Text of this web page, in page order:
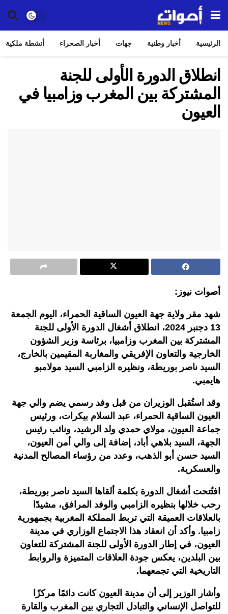
الرئيسية أخبار وطنية جهات أخبار الصحراء أنشطة ملكية
انطلاق الدورة الأولى للجنة
المشتركة بين المغرب وزامبيا في
العيون
أصوات نيوز:
شهد مقر ولاية جهة العيون الساقية الحمراء، اليوم الجمعة
13 دجنبر 2024، انطلاق أشغال الدورة الأولى للجنة
المشتركة بين المغرب وزامبيا، برئاسة وزير الشؤون
الخارجية والتعاون الإفريقي والمغاربة المقيمين بالخارج،
السيد ناصر بوريطة، ونظيره الزامبي السيد مولامبو
هايمبي.
وقد استُقبل الوزيران من قبل وفد رسمي يضم والي جهة
العيون الساقية الحمراء، عبد السلام بيكرات، ورئيس
جماعة العيون، مولاي حمدي ولد الرشيد، ونائب رئيس
الجهة، السيد بلاهي أباد، إضافة إلى والي أمن العيون،
السيد حسن أبو الذهب، وعدد من رؤساء المصالح المدنية
والعسكرية.
افتُتحت أشغال الدورة بكلمة ألقاها السيد ناصر بوريطة،
رحب خلالها بنظيره الزامبي والوفد المرافق، مشيدًا
بالعلاقات العميقة التي تربط المملكة المغربية بجمهورية
زامبيا. وأكد أن انعقاد هذا الاجتماع الوزاري في مدينة
العيون، في إطار الدورة الأولى للجنة المشتركة للتعاون
بين البلدين، يعكس جودة العلاقات المتميزة والروابط
التاريخية التي تجمعهما.
وأشار الوزير إلى أن مدينة العيون كانت دائمًا مركزًا
للتواصل الإنساني والتبادل التجاري بين المغرب والقارة